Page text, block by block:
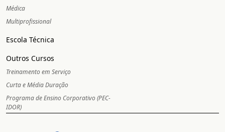
Médica
Multiprofissional
Escola Técnica
Outros Cursos
Treinamento em Serviço
Curta e Média Duração
Programa de Ensino Corporativo (PEC-
IDOR)